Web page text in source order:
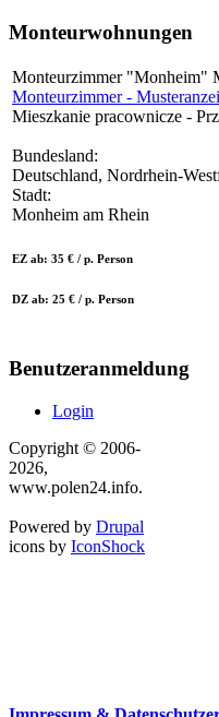
Monteurwohnungen
Monteurzimmer "Monheim"
Monteurzimmer -
Mieszkanie pracownicze -
Bundesland:
Deutschland, Nordrhein-
Stadt:
Monheim am Rhein
EZ ab: 35 € / p. Person
DZ ab: 25 € / p. Person
Benutzeranmeldung
Login
Copyright © 2006-
2026,
www.polen24.info.
Powered by Drupal
icons by IconShock